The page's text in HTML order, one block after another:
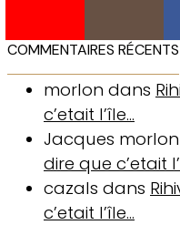
COMMENTAIRES RÉCENTS
morlon dans
c’etait l’île…
Jacques morlon
dire que c’etait
cazals dans
c’etait l’île…